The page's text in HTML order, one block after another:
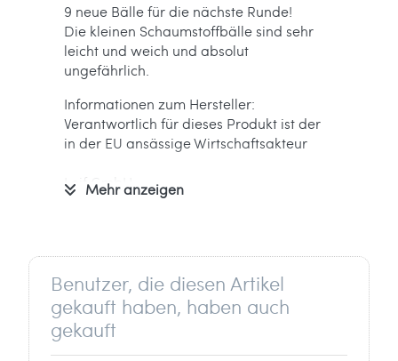
9 neue Bälle für die nächste Runde!
Die kleinen Schaumstoffbälle sind sehr
leicht und weich und absolut
ungefährlich.
Informationen zum Hersteller:
Verantwortlich für dieses Produkt ist der
in der EU ansässige Wirtschaftsakteur
Leif GmbH
Walter Köhn
Deutschland
info[at]leif-gmbh.com
Mehr anzeigen
Benutzer, die diesen Artikel
gekauft haben, haben auch
gekauft